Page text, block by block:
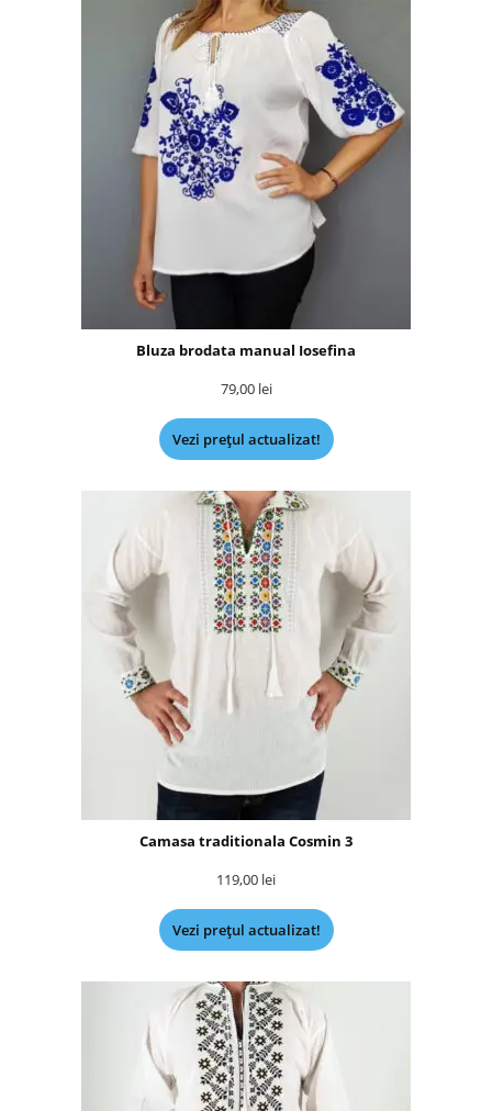
Bluza brodata manual Iosefina
79,00 lei
Vezi prețul actualizat!
Camasa traditionala Cosmin 3
119,00 lei
Vezi prețul actualizat!